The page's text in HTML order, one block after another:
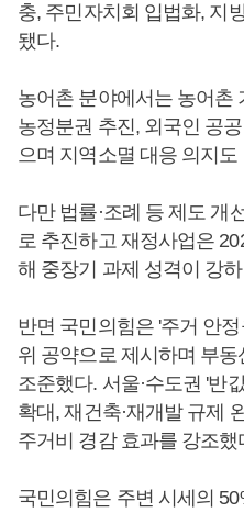
충, 주민자치회 입법화, 지
됐다.
농어촌 분야에서는 농어촌
농정분권 추진, 외국인 공
으며 지역소멸 대응 의지도
다만 법률·조례 등 제도 개
로 추진하고 재정사업은
해 중장기 과제 성격이 강
반면 국민의힘은 '주거 안
위 공약으로 제시하며 부
조준했다. 서울·수도권 '반
확대, 재건축·재개발 규제
주거비 경감 효과를 강조했
국민의힘은 주변 시세의